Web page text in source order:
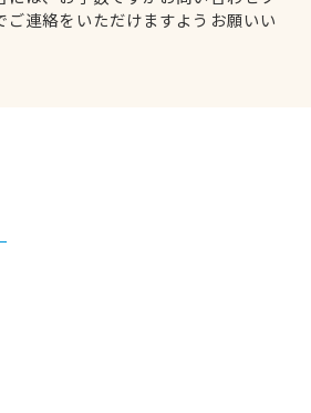
ご連絡をいただけますようお願いい